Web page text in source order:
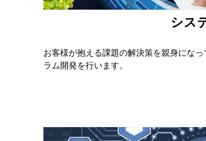
シス
お客様が抱える課題の解決策を親身にな
ラム開発を行います。